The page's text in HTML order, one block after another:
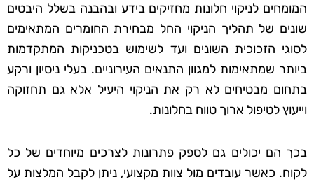
המומחים לניקוי חלונות מחזיקים בידע ובהבנה בשלל היבטים
שונים של תהליך הניקוי החל מבחירת החומרים המתאימים
לסוגי הזכוכית השונים ועד לשימוש בטכניקות המתקדמות
ביותר שמתאימות למגוון התנאים העירוניים. בעלי ניסיון ורקע
בתחום מבטיחים לא רק את הניקוי היעיל אלא גם תחזוקה
וייעוץ לטיפול ארוך טווח בחלונות.
בכך הם יכולים גם לספק פתרונות לצרכים מיוחדים של כל
לקוח. כאשר עובדים מול צוות מקצועי, ניתן לקבל המלצות על